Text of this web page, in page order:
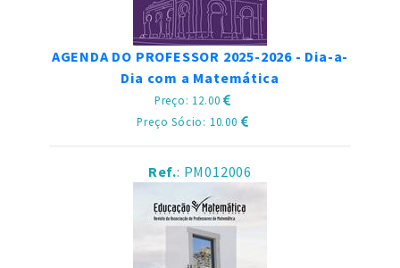
AGENDA DO PROFESSOR 2025-2026 - Dia-a-
Dia com a Matemática
Preço: 12.00
Preço Sócio: 10.00
Ref.: PM012006